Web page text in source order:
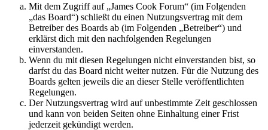
Mit dem Zugriff auf „James Cook Forum“ (im Folgenden
„das Board“) schließt du einen Nutzungsvertrag mit dem
Betreiber des Boards ab (im Folgenden „Betreiber“) und
erklärst dich mit den nachfolgenden Regelungen
einverstanden.
Wenn du mit diesen Regelungen nicht einverstanden bist, so
darfst du das Board nicht weiter nutzen. Für die Nutzung des
Boards gelten jeweils die an dieser Stelle veröffentlichten
Regelungen.
Der Nutzungsvertrag wird auf unbestimmte Zeit geschlossen
und kann von beiden Seiten ohne Einhaltung einer Frist
jederzeit gekündigt werden.